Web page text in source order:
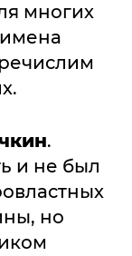
многих
.
и не был
но